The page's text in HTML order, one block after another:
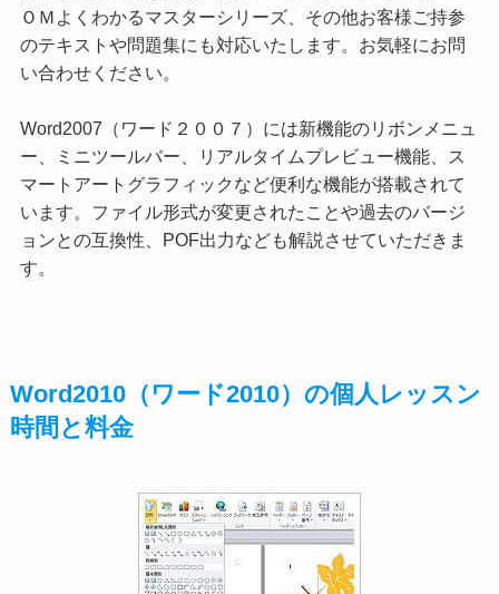
ＯＭよくわかるマスターシリーズ、その他お客様ご持参
のテキストや問題集にも対応いたします。お気軽にお問
い合わせください。
Word2007（ワード２００７）には新機能のリボンメニュ
ー、ミニツールバー、リアルタイムプレビュー機能、ス
マートアートグラフィックなど便利な機能が搭載されて
います。ファイル形式が変更されたことや過去のバージ
ョンとの互換性、POF出力なども解説させていただきま
す。
Word2010（ワード2010）の個人レッスン
時間と料金